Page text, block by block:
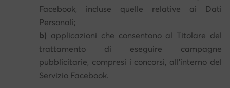
Facebook, incluse quelle relative ai Dati
Personali;
b) applicazioni che consentono al Titolare del
trattamento di eseguire campagne
pubblicitarie, compresi i concorsi, all'interno del
Servizio Facebook.